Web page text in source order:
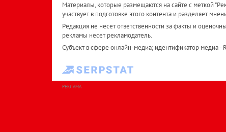
Материалы, которые размещаются на сайте с меткой
участвует в подготовке этого контента и разделяет
Редакция не несет ответственности за факты и
рекламы несет рекламодатель.
Субъект в сфере онлайн-медиа; идентификатор медиа -
РЕКЛАМА